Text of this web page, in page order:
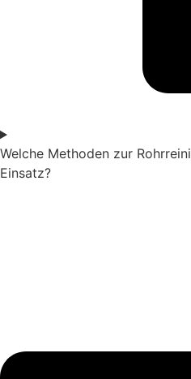
Welche Methoden zur
Einsatz?